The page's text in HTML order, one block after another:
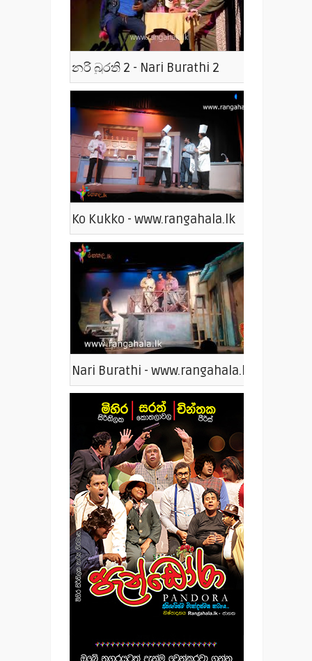
නරි බුරති 2 - Nari Burathi 2
Ko Kukko - www.rangahala.lk
Nari Burathi - www.rangahala.lk